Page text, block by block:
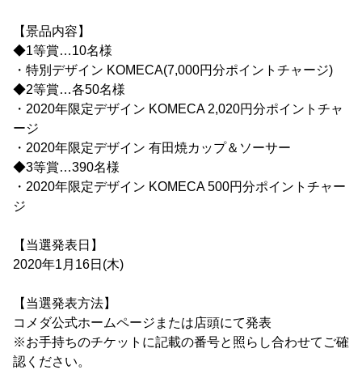
【景品内容】
◆1等賞…10名様
・特別デザイン KOMECA(7,000円分ポイントチャージ)
◆2等賞…各50名様
・2020年限定デザイン KOMECA 2,020円分ポイントチャ
ージ
・2020年限定デザイン 有田焼カップ＆ソーサー
◆3等賞…390名様
・2020年限定デザイン KOMECA 500円分ポイントチャー
ジ
【当選発表日】
2020年1月16日(木)
【当選発表方法】
コメダ公式ホームページまたは店頭にて発表
※お手持ちのチケットに記載の番号と照らし合わせてご確
認ください。